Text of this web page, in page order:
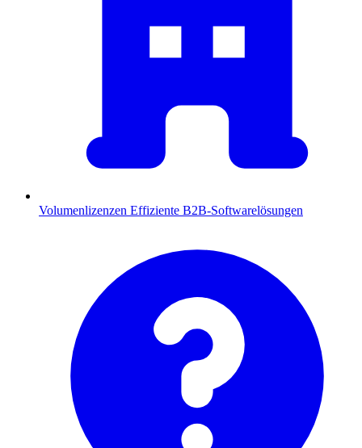
Volumenlizenzen Effiziente B2B-Softwarelösungen